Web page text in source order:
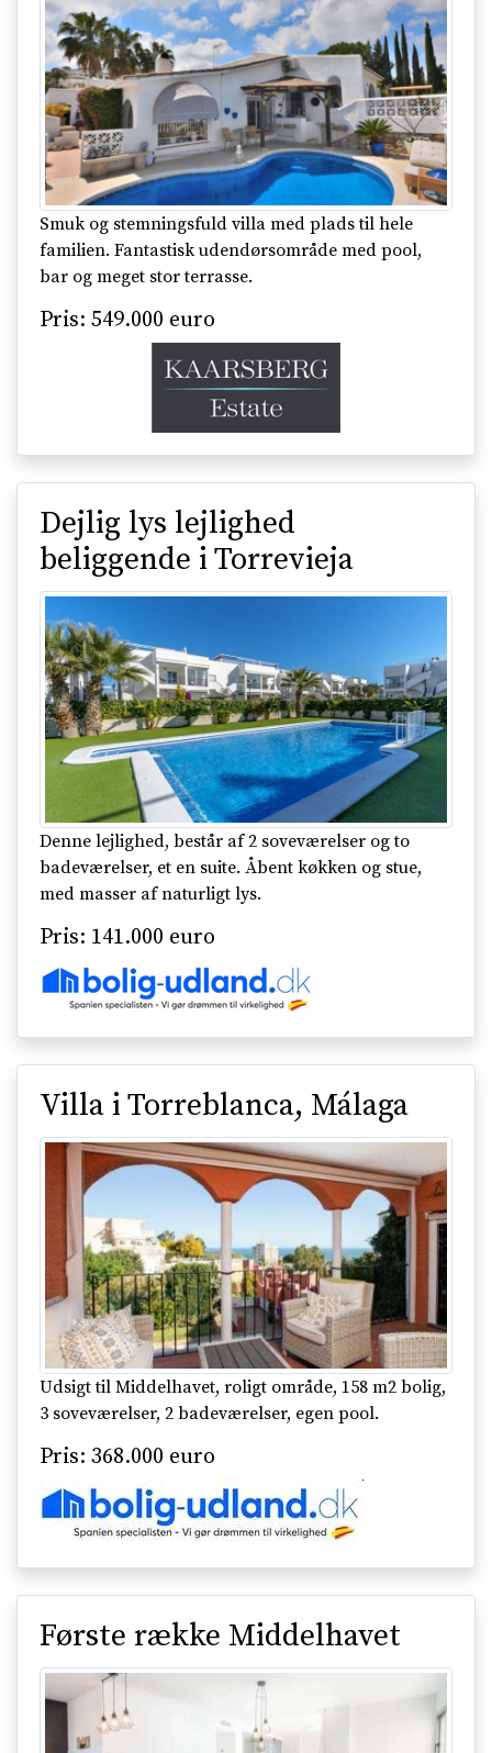
Smuk og stemningsfuld villa med plads til hele
familien. Fantastisk udendørsområde med pool,
bar og meget stor terrasse.
Pris: 549.000 euro
Dejlig lys lejlighed
beliggende i Torrevieja
Denne lejlighed, består af 2 soveværelser og to
badeværelser, et en suite. Åbent køkken og stue,
med masser af naturligt lys.
Pris: 141.000 euro
Villa i Torreblanca, Málaga
Udsigt til Middelhavet, roligt område, 158 m2 bolig,
3 soveværelser, 2 badeværelser, egen pool.
Pris: 368.000 euro
Første række Middelhavet